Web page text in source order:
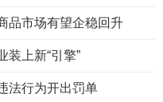
品市场有望企稳回升
装上新“引擎”
法行为开出罚单